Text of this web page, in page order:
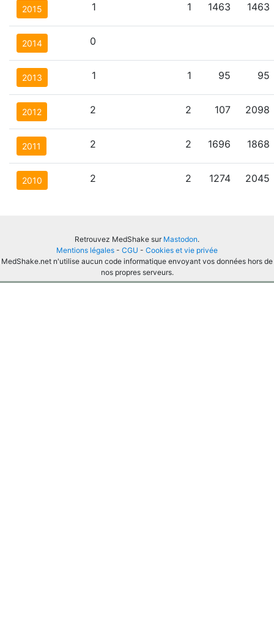
2015 1 1 1463 1463
2014 0
2013 1 1 95 95
2012 2 2 107 2098
2011 2 2 1696 1868
2010 2 2 1274 2045
Retrouvez MedShake sur Mastodon.
Mentions légales - CGU - Cookies et vie privée
MedShake.net n'utilise aucun code informatique envoyant vos données hors de
nos propres serveurs.